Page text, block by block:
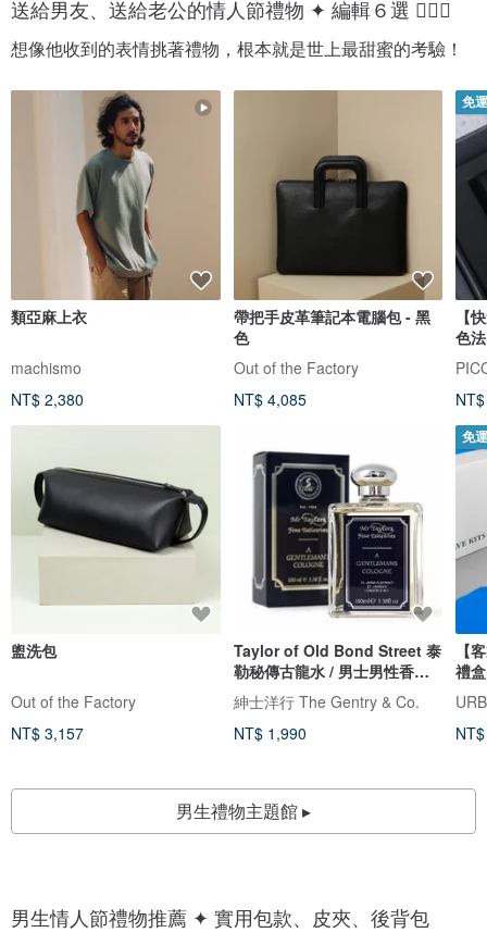
送給男友、送給老公的情人節禮物 ✦ 編輯６選 💁🏻‍♂️
想像他收到的表情挑著禮物，根本就是世上最甜蜜的考驗！
類亞麻上衣
machismo
NT$ 2,380
盥洗包
Out of the Factory
NT$ 3,157
帶把手皮革筆記本電腦包 - 黑
色
Out of the Factory
NT$ 4,085
Taylor of Old Bond Street 泰
勒秘傳古龍水 / 男士男性香水
香氛
紳士洋行 The Gentry & Co.
NT$ 1,990
免
【
色
免
【
禮
男生禮物主題館 ▸
男生情人節禮物推薦 ✦ 實用包款、皮夾、後背包